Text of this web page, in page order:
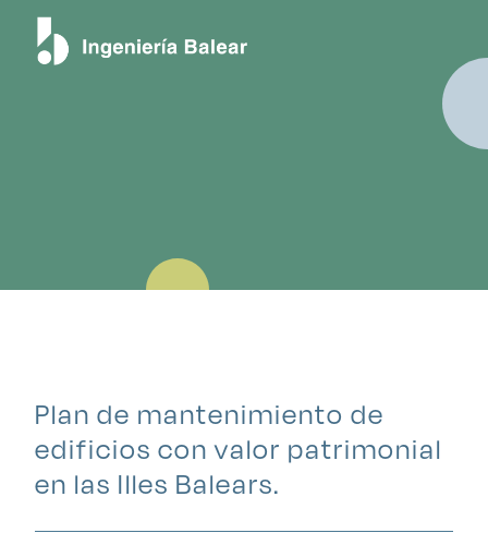
Plan de mantenimiento de
edificios con valor patrimonial
en las Illes Balears.